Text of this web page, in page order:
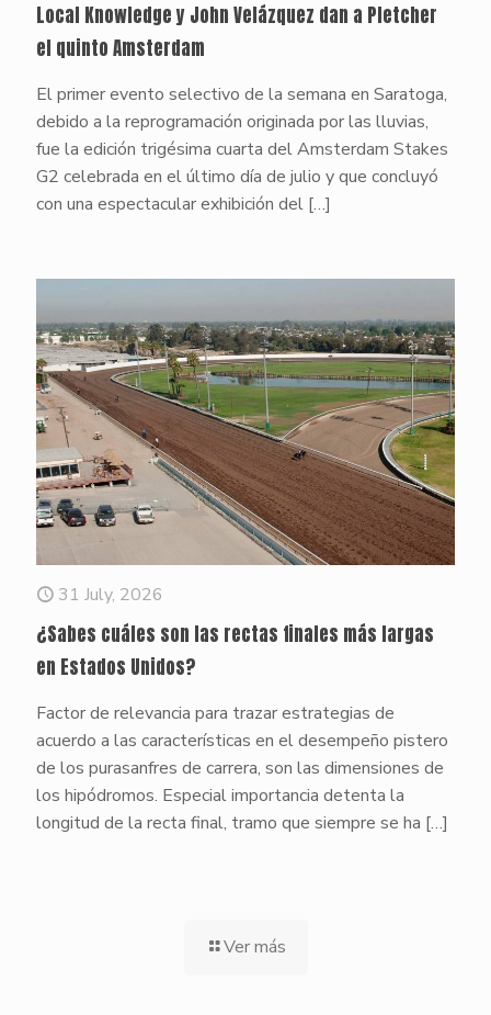
Local Knowledge y John Velázquez dan a Pletcher
el quinto Amsterdam
El primer evento selectivo de la semana en Saratoga,
debido a la reprogramación originada por las lluvias,
fue la edición trigésima cuarta del Amsterdam Stakes
G2 celebrada en el último día de julio y que concluyó
con una espectacular exhibición del […]
31 July, 2026
¿Sabes cuáles son las rectas finales más largas
en Estados Unidos?
Factor de relevancia para trazar estrategias de
acuerdo a las características en el desempeño pistero
de los purasanfres de carrera, son las dimensiones de
los hipódromos. Especial importancia detenta la
longitud de la recta final, tramo que siempre se ha […]
Ver más